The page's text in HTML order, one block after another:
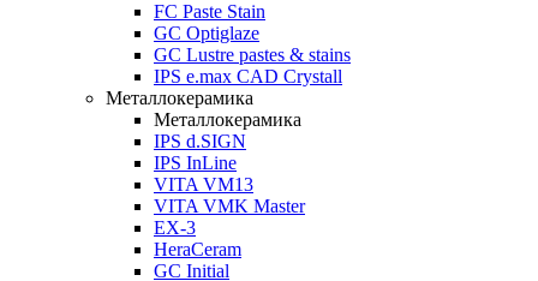
FC Paste Stain
GC Optiglaze
GC Lustre pastes & stains
IPS e.max CAD Crystall
Металлокерамика
Металлокерамика
IPS d.SIGN
IPS InLine
VITA VM13
VITA VMK Master
EX-3
HeraCeram
GC Initial